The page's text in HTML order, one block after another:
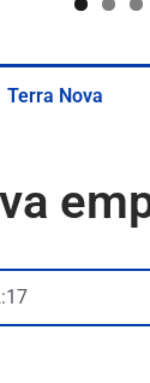
Terra Nova